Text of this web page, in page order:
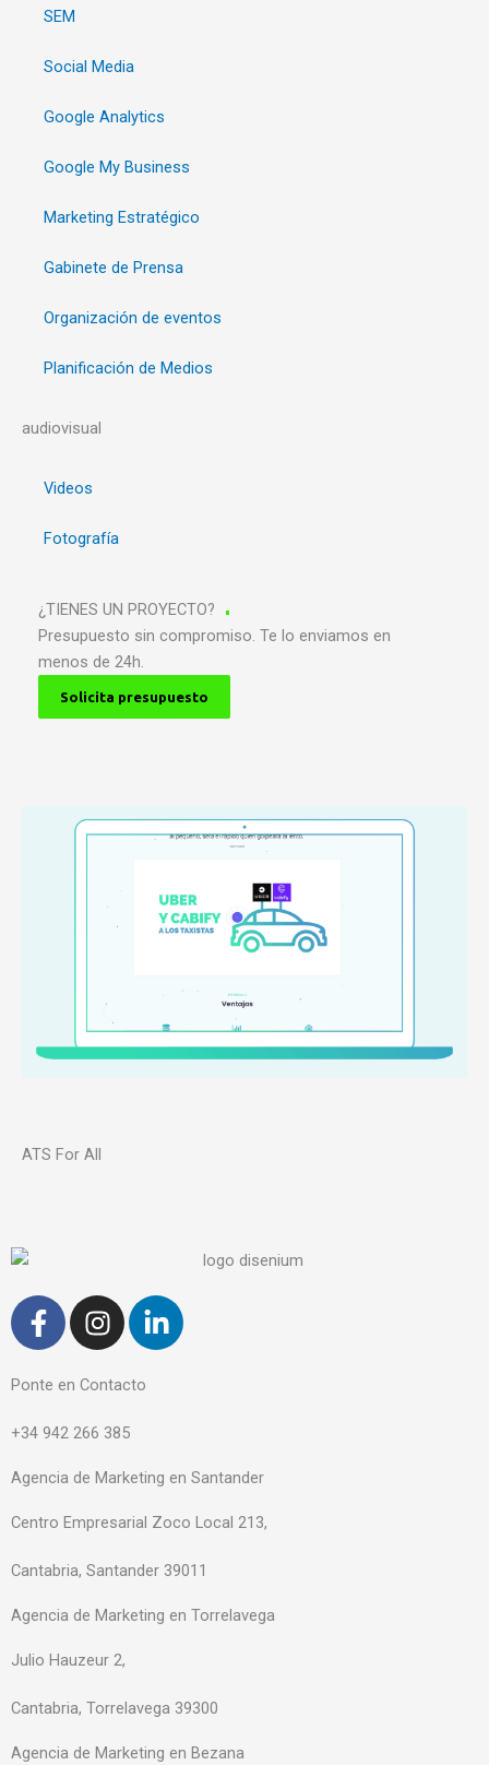
SEM
Social Media
Google Analytics
Google My Business
Marketing Estratégico
Gabinete de Prensa
Organización de eventos
Planificación de Medios
audiovisual
Videos
Fotografía
¿TIENES UN PROYECTO?
Presupuesto sin compromiso. Te lo enviamos en
menos de 24h.
Solicita presupuesto
ATS For All
F
a
e
o
o
-
I
n
t
g
r
m
L
i
i
-
n
Ponte en Contacto
+34 942 266 385
Agencia de Marketing en Santander
Centro Empresarial Zoco Local 213,
Cantabria, Santander 39011
Agencia de Marketing en Torrelavega
Julio Hauzeur 2,
Cantabria, Torrelavega 39300
Agencia de Marketing en Bezana